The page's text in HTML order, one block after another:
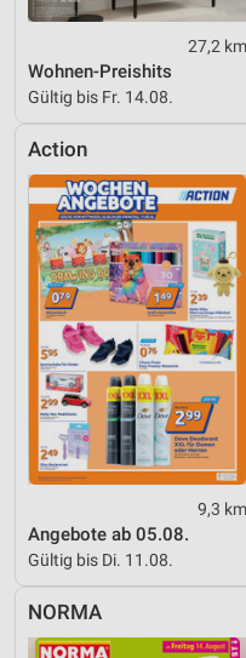
27,2 km
Wohnen-Preishits
Gültig bis Fr. 14.08.
Action
9,3 km
Angebote ab 05.08.
Gültig bis Di. 11.08.
NORMA